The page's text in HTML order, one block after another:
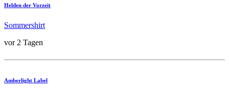
Helden der Vorzeit
Sommershirt
vor 2 Tagen
Amberlight Label